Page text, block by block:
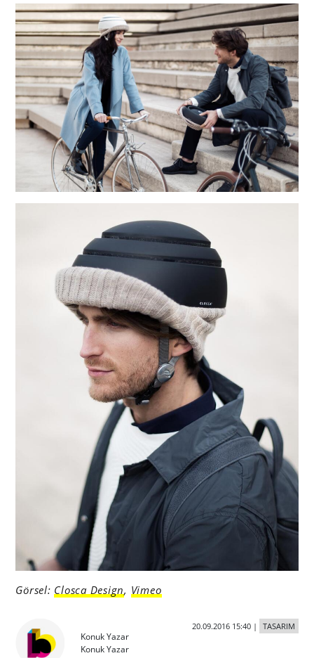
Görsel: Closca Design, Vimeo
Konuk Yazar
Konuk Yazar
20.09.2016 15:40| TASARIM